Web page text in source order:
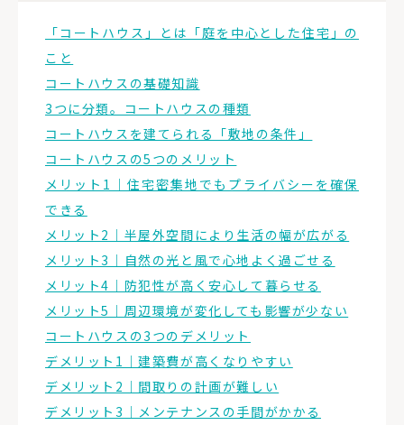
「コートハウス」とは「庭を中心とした住宅」の
こと
コートハウスの基礎知識
3つに分類。コートハウスの種類
コートハウスを建てられる「敷地の条件」
コートハウスの5つのメリット
メリット1｜住宅密集地でもプライバシーを確保
できる
メリット2｜半屋外空間により生活の幅が広がる
メリット3｜自然の光と風で心地よく過ごせる
メリット4｜防犯性が高く安心して暮らせる
メリット5｜周辺環境が変化しても影響が少ない
コートハウスの3つのデメリット
デメリット1｜建築費が高くなりやすい
デメリット2｜間取りの計画が難しい
デメリット3｜メンテナンスの手間がかかる